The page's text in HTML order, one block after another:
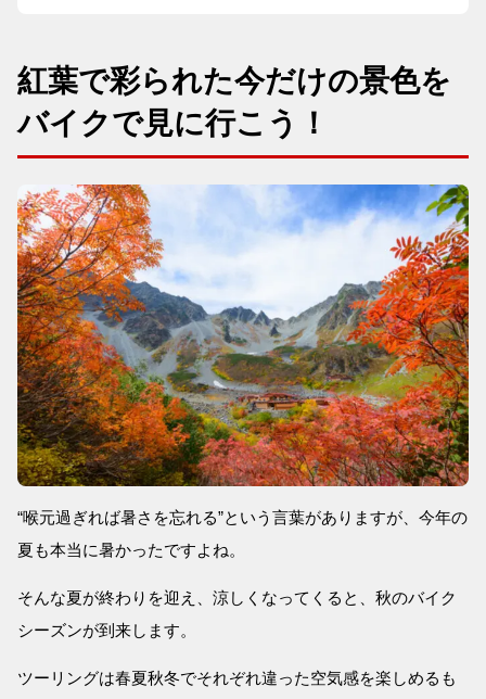
紅葉で彩られた今だけの景色を
バイクで見に行こう！
“喉元過ぎれば暑さを忘れる”という言葉がありますが、今年の
夏も本当に暑かったですよね。
そんな夏が終わりを迎え、涼しくなってくると、秋のバイク
シーズンが到来します。
ツーリングは春夏秋冬でそれぞれ違った空気感を楽しめるも